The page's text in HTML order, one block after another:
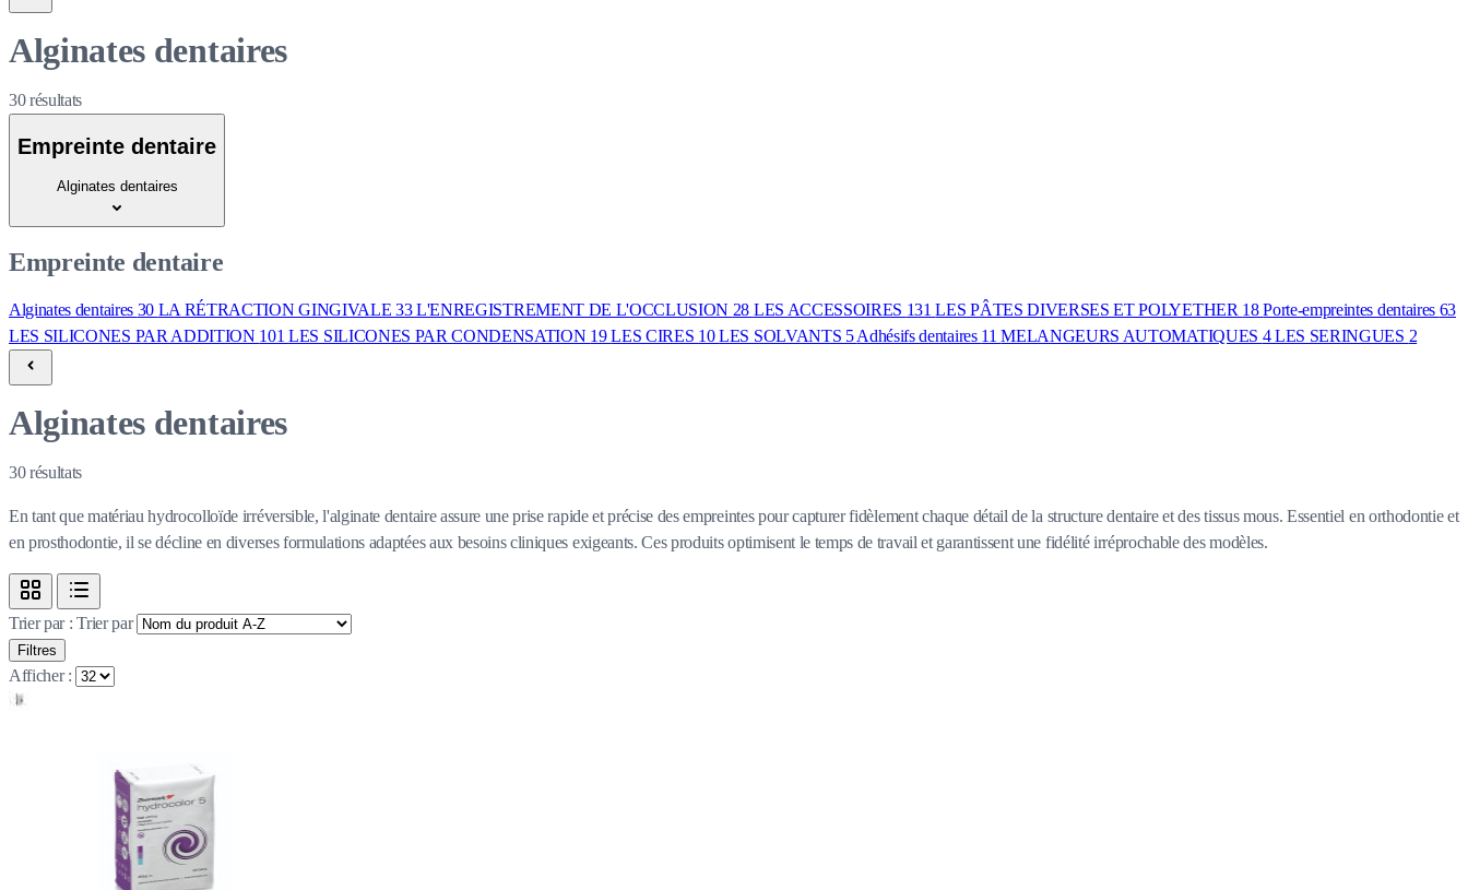
Alginates dentaires
30résultats
Empreinte dentaire
Alginates dentaires
Empreinte dentaire
Alginates dentaires 30 LA RÉTRACTION GINGIVALE 33L'ENREGISTREMENT DE L'OCCLUSION 28 LES ACCESSOIRES 131LES PÂTES DIVERSES ET POLYETHER 18Porte-empreintes dentaires 63
LES SILICONES PAR ADDITION 101LES SILICONES PAR CONDENSATION 19LES CIRES 10LES SOLVANTS 5Adhésifs dentaires 11MELANGEURS AUTOMATIQUES 4LES SERINGUES 2
Alginates dentaires
30résultats
En tant que matériau hydrocolloïde irréversible, l'alginate dentaire assure une prise rapide et précise des empreintes pour capturer fidèlement chaque détail de la structure dentaire et des tissus mous. Essentiel en orthodontie et
en prosthodontie, il se décline en diverses formulations adaptées aux besoins cliniques exigeants. Ces produits optimisent le temps de travail et garantissent une fidélité irréprochable des modèles.
Trier par :Trier par
Filtres
Afficher :